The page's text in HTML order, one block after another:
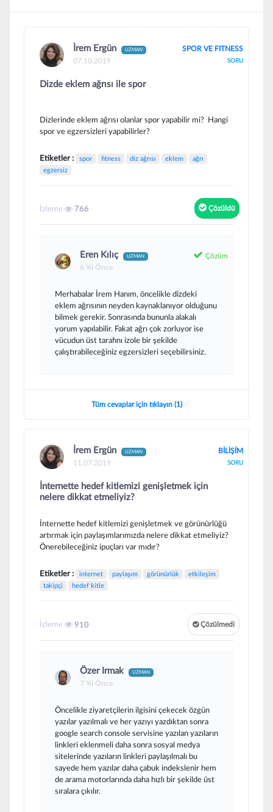
İrem Ergün UZMAN
07.10.2019
SPOR VE FITNESS
SORU
Dizde eklem ağrısı ile spor
Dizlerinde eklem ağrısı olanlar spor yapabilir mi? Hangi
spor ve egzersizleri yapabilirler?
Etiketler : spor fitness diz ağrısı eklem
ağrı
egzersiz
Çözüldü
İzleme 766
Eren Kılıç UZMAN
6 Yıl Önce
Çözüm
Merhabalar İrem Hanım, öncelikle dizdeki
eklem ağrısının neyden kaynaklanıyor olduğunu
bilmek gerekir. Sonrasında bununla alakalı
yorum yapılabilir. Fakat ağrı çok zorluyor ise
vücudun üst tarafını izole bir şekilde
çalıştırabileceğiniz egzersizleri seçebilirsiniz.
Tüm cevaplar için tıklayın (1)
İrem Ergün UZMAN
11.07.2019
BİLİŞİM
SORU
İnternette hedef kitlemizi genişletmek için
nelere dikkat etmeliyiz?
İnternette hedef kitlemizi genişletmek ve görünürlüğü
artırmak için paylaşımlarımızda nelere dikkat etmeliyiz?
Önerebileceğiniz ipuçları var mıdır?
Etiketler : internet paylaşım görünürlük
etkileşim
takipçi
hedef kitle
Çözülmedi
İzleme 910
Özer Irmak UZMAN
7 Yıl Önce
Öncelikle ziyaretçilerin ilgisini çekecek özgün
yazılar yazılmalı ve her yazıyı yazdıktan sonra
google search console servisine yazılan yazıların
linkleri eklenmeli daha sonra sosyal medya
sitelerinde yazıların linkleri paylaşılmalı bu
sayede hem yazılar daha çabuk indekslenir hem
de arama motorlarında daha hızlı bir şekilde üst
sıralara çıkılır.